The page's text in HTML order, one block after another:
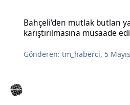
Bahçeli'den mutlak butlan
karıştırılmasına müsaade
Gönderen:tm_haberci, 5 Mayıs